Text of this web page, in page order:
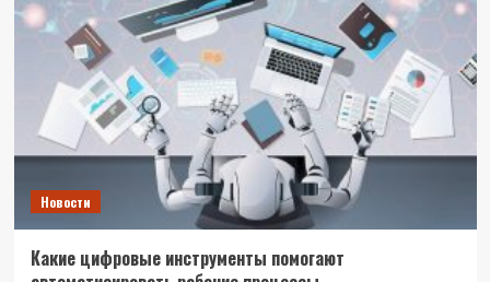
Новости
Какие цифровые инструменты помогают